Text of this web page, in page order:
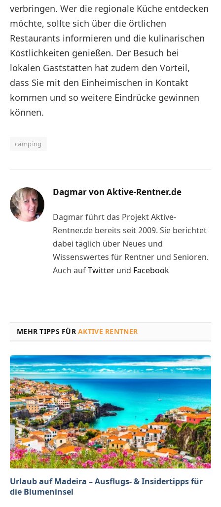
verbringen. Wer die regionale Küche entdecken
möchte, sollte sich über die örtlichen
Restaurants informieren und die kulinarischen
Köstlichkeiten genießen. Der Besuch bei
lokalen Gaststätten hat zudem den Vorteil,
dass Sie mit den Einheimischen in Kontakt
kommen und so weitere Eindrücke gewinnen
können.
camping
Dagmar von Aktive-Rentner.de
Dagmar führt das Projekt Aktive-
Rentner.de bereits seit 2009. Sie berichtet
dabei täglich über Neues und
Wissenswertes für Rentner und Senioren.
Auch aufTwitter und Facebook
MEHR TIPPS FÜRAKTIVE RENTNER
Urlaub auf Madeira – Ausflugs- & Insidertipps für
die Blumeninsel